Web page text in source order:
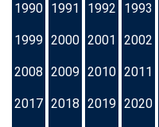
1990 1991 1992 1993
1999 2000 2001 2002
2008 2009 2010 2011
2017 2018 2019 2020